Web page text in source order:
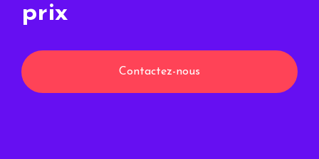
prix
Contactez-nous